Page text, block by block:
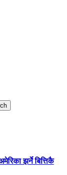
झर्ने बित्तिकै